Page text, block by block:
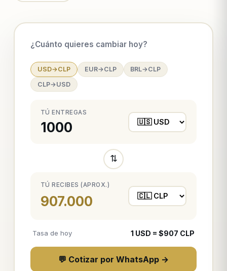
¿Cuánto quieres cambiar hoy?
USD→CLP EUR→CLP
BRL→CLP
CLP→USD
TÚ ENTREGAS
⇅
TÚ RECIBES (APROX.)
907.000
Tasa de hoy 1 USD = $907 CLP
💬 Cotizar por WhatsApp →